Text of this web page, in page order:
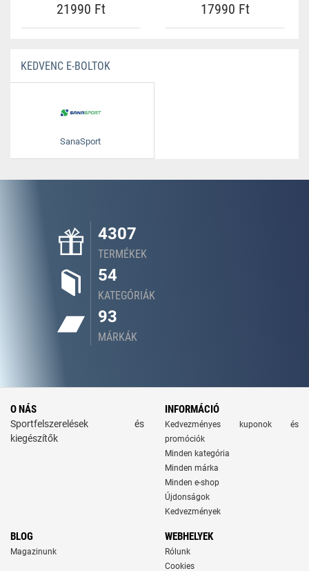
21990 Ft 17990 Ft
KEDVENC E-BOLTOK
SanaSport
4307
TERMÉKEK
54
KATEGÓRIÁK
93
MÁRKÁK
O NÁS
Sportfelszerelések és
kiegészítők
INFORMÁCIÓ
Kedvezményes kuponok és
promóciók
Minden kategória
Minden márka
Minden e-shop
Újdonságok
Kedvezmények
BLOG
Magazinunk
WEBHELYEK
Rólunk
Cookies